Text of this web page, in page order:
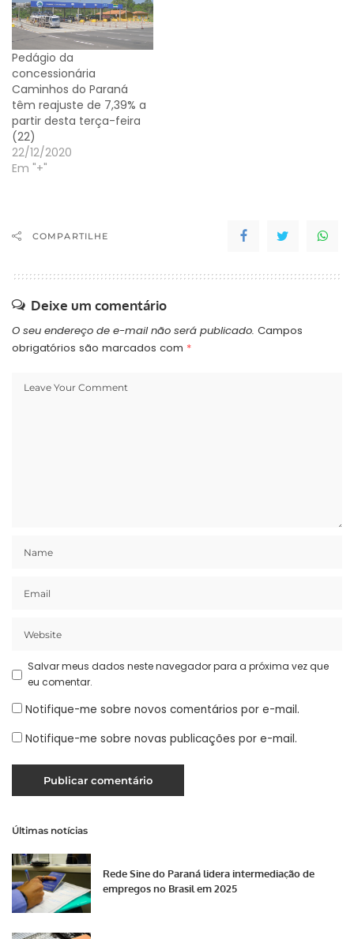
(Agepar). Nesta segunda,
o Departamento de
Estradas de Rodagem
do…
Pedágio da
concessionária
Caminhos do Paraná
têm reajuste de 7,39% a
partir desta terça-feira
(22)
22/12/2020
Em "+"
COMPARTILHE
Deixe um comentário
O seu endereço de e-mail não será publicado. Campos
obrigatórios são marcados com *
Salvar meus dados neste navegador para a próxima vez que
eu comentar.
Notifique-me sobre novos comentários por e-mail.
Notifique-me sobre novas publicações por e-mail.
Últimas notícias
Rede Sine do Paraná lidera intermediação de
empregos no Brasil em 2025